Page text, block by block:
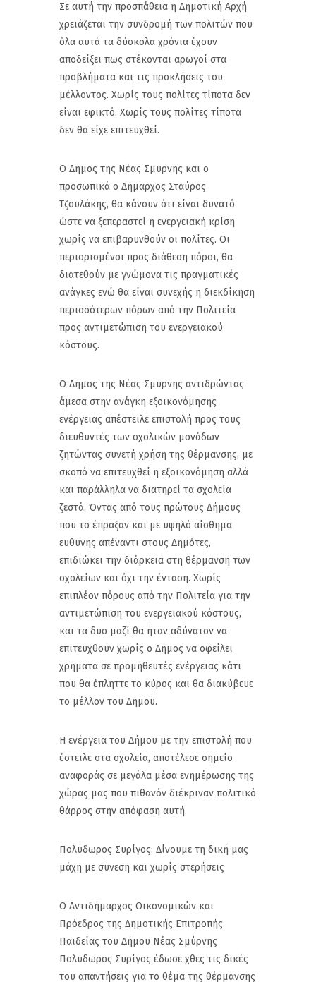
Σε αυτή την προσπάθεια η Δημοτική Αρχή
χρειάζεται την συνδρομή των πολιτών που
όλα αυτά τα δύσκολα χρόνια έχουν
αποδείξει πως στέκονται αρωγοί στα
προβλήματα και τις προκλήσεις του
μέλλοντος. Χωρίς τους πολίτες τίποτα δεν
είναι εφικτό. Χωρίς τους πολίτες τίποτα
δεν θα είχε επιτευχθεί.
Ο Δήμος της Νέας Σμύρνης και ο
προσωπικά ο Δήμαρχος Σταύρος
Τζουλάκης, θα κάνουν ότι είναι δυνατό
ώστε να ξεπεραστεί η ενεργειακή κρίση
χωρίς να επιβαρυνθούν οι πολίτες. Οι
περιορισμένοι προς διάθεση πόροι, θα
διατεθούν με γνώμονα τις πραγματικές
ανάγκες ενώ θα είναι συνεχής η διεκδίκηση
περισσότερων πόρων από την Πολιτεία
προς αντιμετώπιση του ενεργειακού
κόστους.
Ο Δήμος της Νέας Σμύρνης αντιδρώντας
άμεσα στην ανάγκη εξοικονόμησης
ενέργειας απέστειλε επιστολή προς τους
διευθυντές των σχολικών μονάδων
ζητώντας συνετή χρήση της θέρμανσης, με
σκοπό να επιτευχθεί η εξοικονόμηση αλλά
και παράλληλα να διατηρεί τα σχολεία
ζεστά. Όντας από τους πρώτους Δήμους
που το έπραξαν και με υψηλό αίσθημα
ευθύνης απέναντι στους Δημότες,
επιδιώκει την διάρκεια στη θέρμανση των
σχολείων και όχι την ένταση. Χωρίς
επιπλέον πόρους από την Πολιτεία για την
αντιμετώπιση του ενεργειακού κόστους,
και τα δυο μαζί θα ήταν αδύνατον να
επιτευχθούν χωρίς ο Δήμος να οφείλει
χρήματα σε προμηθευτές ενέργειας κάτι
που θα έπληττε το κύρος και θα διακύβευε
το μέλλον του Δήμου.
Η ενέργεια του Δήμου με την επιστολή που
έστειλε στα σχολεία, αποτέλεσε σημείο
αναφοράς σε μεγάλα μέσα ενημέρωσης της
χώρας μας που πιθανόν διέκριναν πολιτικό
θάρρος στην απόφαση αυτή.
Πολύδωρος Συρίγος: Δίνουμε τη δική μας
μάχη με σύνεση και χωρίς στερήσεις
Ο Αντιδήμαρχος Οικονομικών και
Πρόεδρος της Δημοτικής Επιτροπής
Παιδείας του Δήμου Νέας Σμύρνης
Πολύδωρος Συρίγος έδωσε χθες τις δικές
του απαντήσεις για το θέμα της θέρμανσης